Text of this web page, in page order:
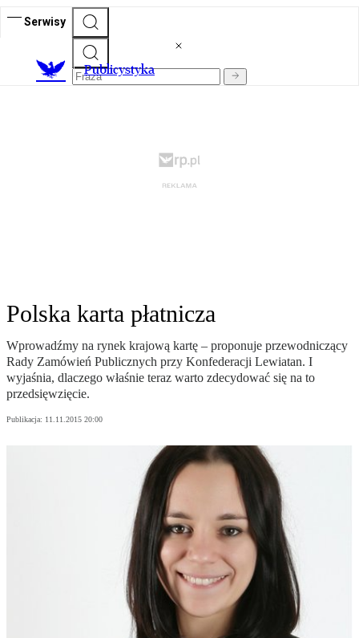
Serwisy
Publicystyka
Polska karta płatnicza
Wprowadźmy na rynek krajową kartę – proponuje przewodniczący
Rady Zamówień Publicznych przy Konfederacji Lewiatan. I
wyjaśnia, dlaczego właśnie teraz warto zdecydować się na to
przedsięwzięcie.
Publikacja: 11.11.2015 20:00